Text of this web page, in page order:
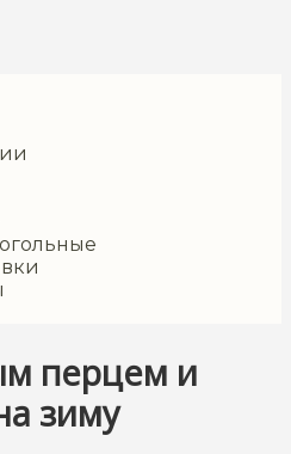
перцем и
зиму